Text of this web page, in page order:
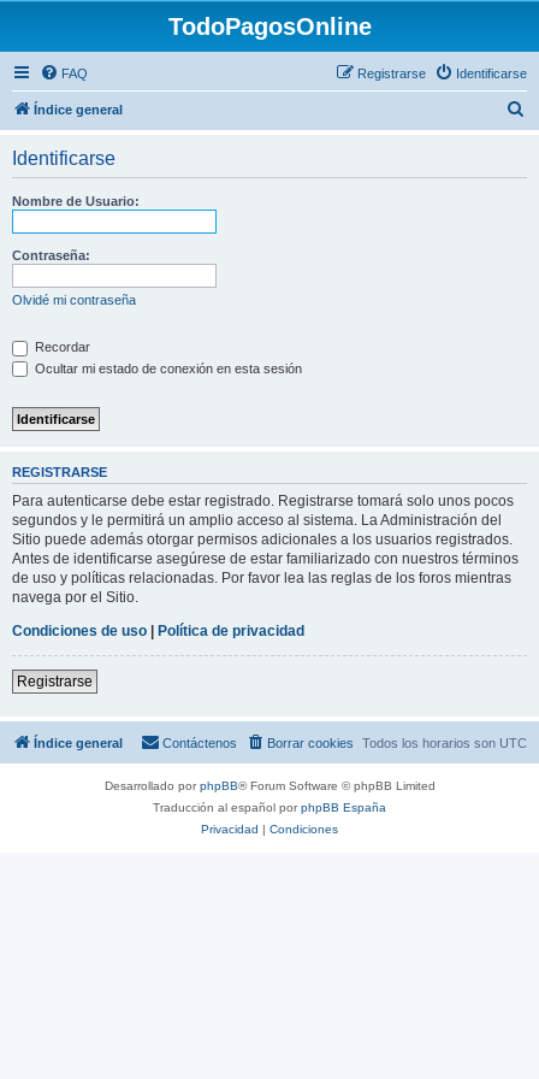
TodoPagosOnline
FAQ Identificarse
Registrarse
Índice general
Identificarse
Nombre de Usuario:
Contraseña:
Olvidé mi contraseña
Recordar
Ocultar mi estado de conexión en esta sesión
REGISTRARSE
Para autenticarse debe estar registrado. Registrarse tomará solo unos pocos
segundos y le permitirá un amplio acceso al sistema. La Administración del
Sitio puede además otorgar permisos adicionales a los usuarios registrados.
Antes de identificarse asegúrese de estar familiarizado con nuestros términos
de uso y políticas relacionadas. Por favor lea las reglas de los foros mientras
navega por el Sitio.
Condiciones de uso | Política de privacidad
Registrarse
Índice general Todos los horarios son UTC
Borrar cookies
Contáctenos
Desarrollado porphpBB® Forum Software © phpBB Limited
Traducción al español porphpBB España
Privacidad | Condiciones